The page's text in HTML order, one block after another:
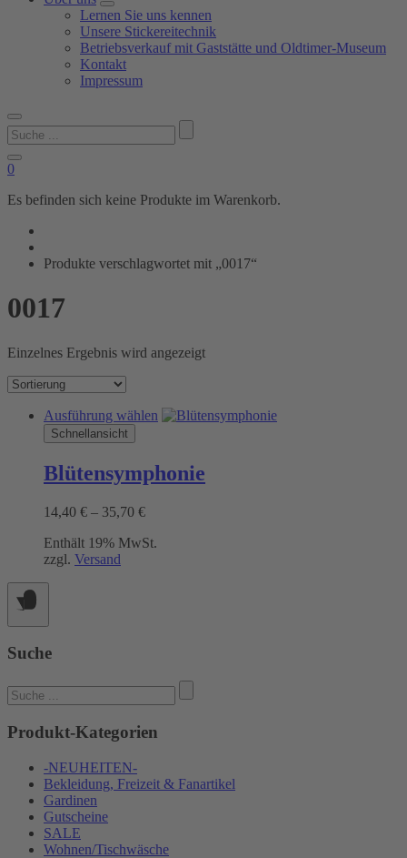
Lernen Sie uns kennen
Unsere Stickereitechnik
Betriebsverkauf mit Gaststätte und Oldtimer-Museum
Kontakt
Impressum
Suchen
nach:
0
Es befinden sich keine Produkte im Warenkorb.
Produkte verschlagwortet mit „0017“
0017
Einzelnes Ergebnis wird angezeigt
Ausführung wählen Dieses
mehrere
Varianten
Schnellansicht
Blütensymphonie
14,40 € – 35,70 €Preisspanne:
bis
Enthält 19% MwSt.
zzgl. Versand
Suche
Suchen
nach:
Produkt-Kategorien
-NEUHEITEN-
Bekleidung, Freizeit & Fanartikel
Gardinen
Gutscheine
SALE
Wohnen/Tischwäsche